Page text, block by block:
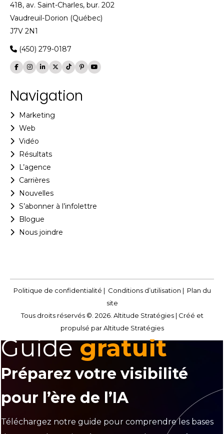
418, av. Saint-Charles, bur. 202
Vaudreuil-Dorion (Québec)
J7V 2N1
(450) 279-0187
Navigation
Marketing
Web
Vidéo
Résultats
L’agence
Carrières
Nouvelles
S’abonner à l’infolettre
Blogue
Nous joindre
Politique de confidentialité | Conditions d’utilisation | Plan du
site
Tous droits réservés ©. 2026. Altitude Stratégies | Créé et
propulsé par Altitude Stratégies
Guide gratuit
Préparez votre visibilité
pour l’ère de l’IA
Téléchargez notre guide pour comprendre les bases